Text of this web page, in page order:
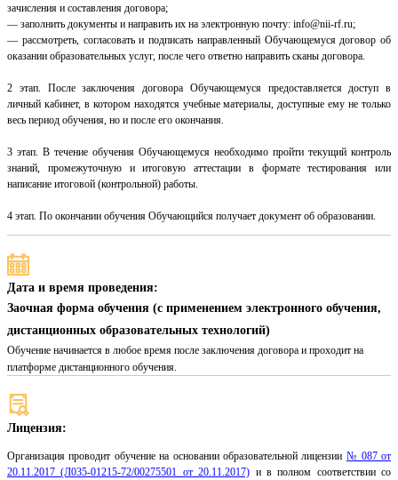
зачисления и составления договора;
— заполнить документы и направить их на электронную почту: info@nii-rf.ru;
— рассмотреть, согласовать и подписать направленный Обучающемуся договор об
оказании образовательных услуг, после чего ответно направить сканы договора.
2 этап. После заключения договора Обучающемуся предоставляется доступ в
личный кабинет, в котором находятся учебные материалы, доступные ему не только
весь период обучения, но и после его окончания.
3 этап. В течение обучения Обучающемуся необходимо пройти текущий контроль
знаний, промежуточную и итоговую аттестации в формате тестирования или
написание итоговой (контрольной) работы.
4 этап. По окончании обучения Обучающийся получает документ об образовании.
Дата и время проведения:
Заочная форма обучения (с применением электронного обучения,
дистанционных образовательных технологий)
Обучение начинается в любое время после заключения договора и проходит на
платформе дистанционного обучения.
Лицензия:
Организация проводит обучение на основании образовательной лицензии № 087 от
20.11.2017 (Л035-01215-72/00275501 от 20.11.2017) и в полном соответствии со